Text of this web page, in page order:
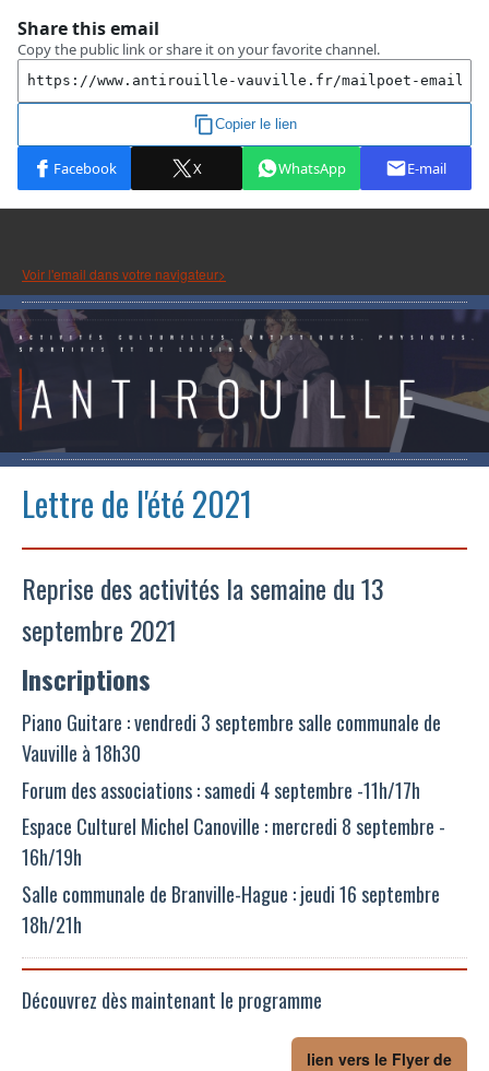
Voir l'email dans votre navigateur>
Lettre de l'été 2021
Reprise des activités la semaine du 13
septembre 2021
Inscriptions
Piano Guitare : vendredi 3 septembre salle communale de
Vauville à 18h30
Forum des associations : samedi 4 septembre -11h/17h
Espace Culturel Michel Canoville : mercredi 8 septembre -
16h/19h
Salle communale de Branville-Hague : jeudi 16 septembre
18h/21h
Découvrez dès maintenant le programme
lien vers le Flyer de